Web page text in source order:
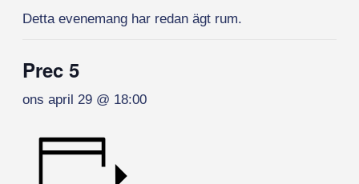
Detta evenemang har redan ägt rum.
Prec 5
ons april 29 @ 18:00